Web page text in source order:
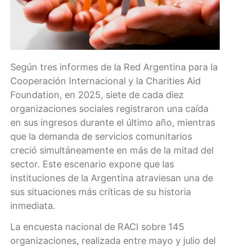
Según tres informes de la Red Argentina para la
Cooperación Internacional y la Charities Aid
Foundation, en 2025, siete de cada diez
organizaciones sociales registraron una caída
en sus ingresos durante el último año, mientras
que la demanda de servicios comunitarios
creció simultáneamente en más de la mitad del
sector. Este escenario expone que las
instituciones de la Argentina atraviesan una de
sus situaciones más críticas de su historia
inmediata.
La encuesta nacional de RACI sobre 145
organizaciones, realizada entre mayo y julio del